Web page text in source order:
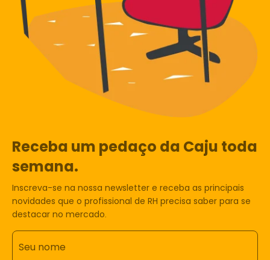
Receba um pedaço da Caju toda
semana.
Inscreva-se na nossa newsletter e receba as principais
novidades que o profissional de RH precisa saber para se
destacar no mercado.
Seu nome